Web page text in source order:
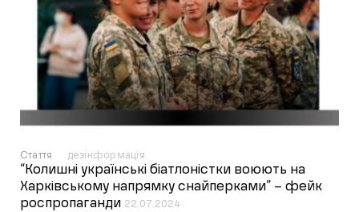
Стаття дезінформація
“Колишні українські біатлоністки воюють на
Харківському напрямку снайперками” – фейк
роспропаганди 22.07.2024